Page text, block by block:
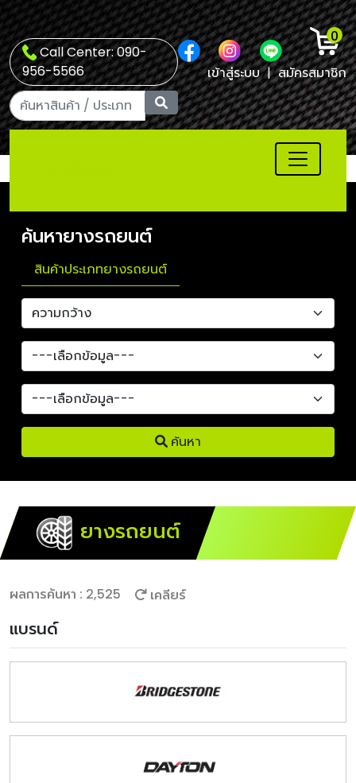
Call Center: 090-
956-5566
0
เข้าสู่ระบบ | สมัครสมาชิก
ค้นหายางรถยนต์
สินค้าประเภทยางรถยนต์
ค้นหา
ยางรถยนต์
ผลการค้นหา : 2,525 เคลียร์
แบรนด์